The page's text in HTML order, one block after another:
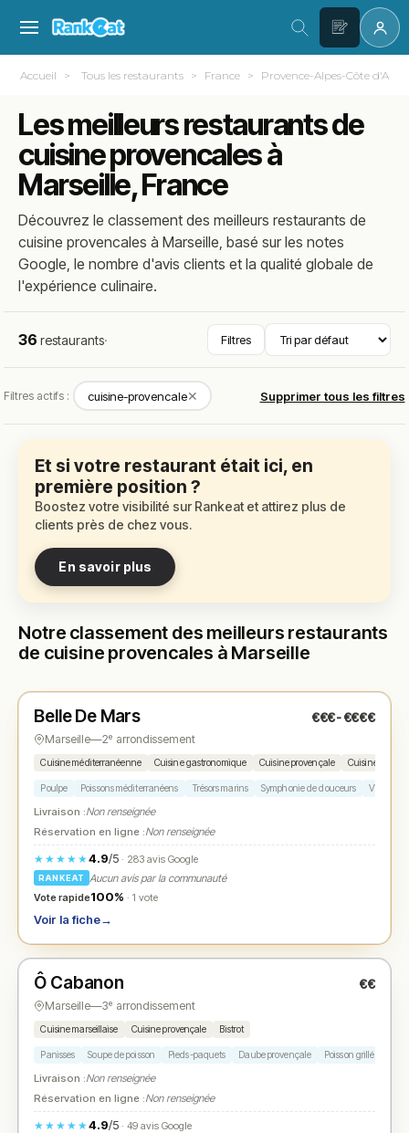
Accueil Tous les restaurants France Provence-Alpes-Côte d'Azur
Les meilleurs restaurants de
cuisine provencales à
Marseille, France
Découvrez le classement des meilleurs restaurants de
cuisine provencales à Marseille, basé sur les notes
Google, le nombre d'avis clients et la qualité globale de
l'expérience culinaire.
36 restaurants· Filtres
Filtres actifs : cuisine-provencale✕ Supprimer tous les filtres
Et si votre restaurant était ici, en
première position ?
Boostez votre visibilité sur Rankeat et attirez plus de
clients près de chez vous.
En savoir plus
Notre classement des meilleurs restaurants
de cuisine provencales à Marseille
★ N° 1 ★ Michelin
Belle De Mars €€€-€€€€
Marseille—2ᵉ arrondissement
Cuisine méditerranéenne Cuisine gastronomique Cuisine provençale Cuisine
Poulpe Poissons méditerranéens Trésors marins Symphonie de douceurs Vin
Livraison :Non renseignée
Réservation en ligne :Non renseignée
★★★★★4.9/5· 283 avis Google
RANKEAT
Aucun avis par la communauté
Vote rapide100% · 1 vote
Voir la fiche→
★ N° 2
Ô Cabanon €€
Marseille—3ᵉ arrondissement
Cuisine marseillaise Cuisine provençale Bistrot
Panisses Soupe de poisson Pieds-paquets Daube provençale Poisson grillé
Livraison :Non renseignée
Réservation en ligne :Non renseignée
★★★★★4.9/5· 49 avis Google